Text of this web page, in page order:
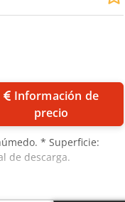
precio
* Superficie:
de descarga.